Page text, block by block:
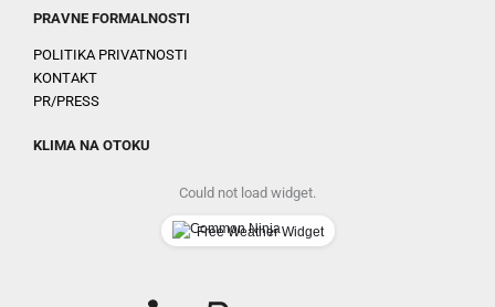
PRAVNE FORMALNOSTI
POLITIKA PRIVATNOSTI
KONTAKT
PR/PRESS
KLIMA NA OTOKU
Could not load widget.
Free Weather Widget